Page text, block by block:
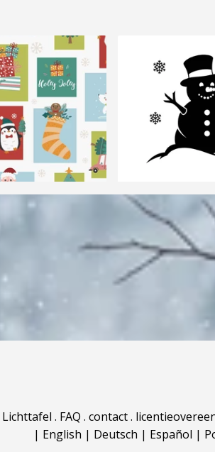
Lichttafel . FAQ . contact.
| English | Deutsch | Español |